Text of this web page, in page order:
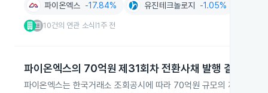
파이온엑스 -17.84% 유진테크놀로지 -1.05%
10건의 연관 소식 1주 전
파이온엑스의 70억원 제31회차 전환사채 발행 결정
파이온엑스는 한국거래소 조회공시에 따라 70억원 규모의 제31회차